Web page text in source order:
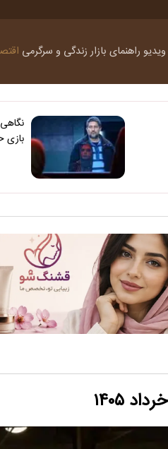
ویدیو راهنمای بازارزندگی و سرگرمی
بازی